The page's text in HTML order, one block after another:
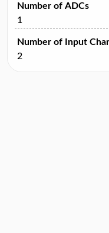
Number of ADCs
1
Number of Input
2